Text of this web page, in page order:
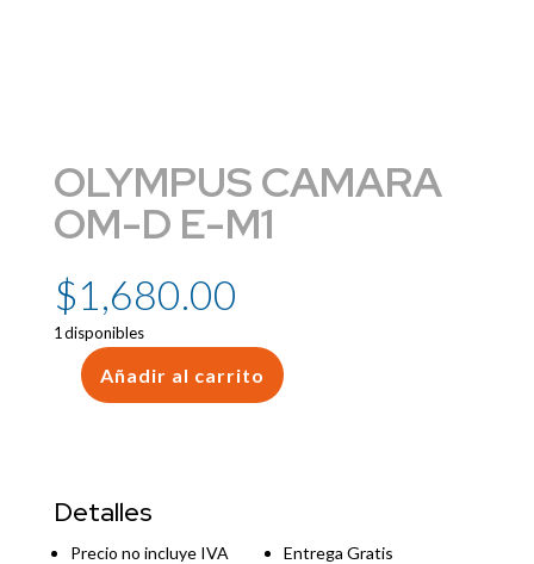
OLYMPUS CAMARA
OM-D E-M1
$1,680.00
1 disponibles
OLYMPUS
M1
cantidad
Añadir al carrito
Detalles
Precio no incluye IVA
Entrega Gratis